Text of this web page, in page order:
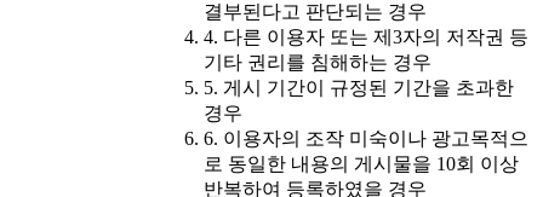
결부된다고 판단되는 경우
4. 다른 이용자 또는 제3자의 저작권 등
기타 권리를 침해하는 경우
5. 게시 기간이 규정된 기간을 초과한
경우
6. 이용자의 조작 미숙이나 광고목적으
로 동일한 내용의 게시물을 10회 이상
반복하여 등록하였을 경우